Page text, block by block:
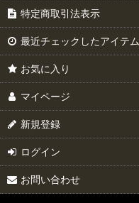
特定商取引法表示
最近チェックしたアイテム
お気に入り
マイページ
新規登録
ログイン
お問い合わせ